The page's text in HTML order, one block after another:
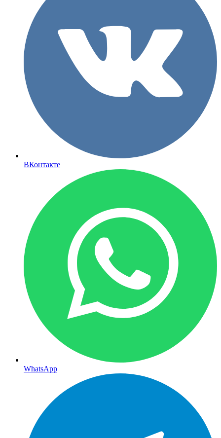
ВКонтакте
WhatsApp